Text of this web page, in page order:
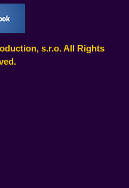
s.r.o. All Rights